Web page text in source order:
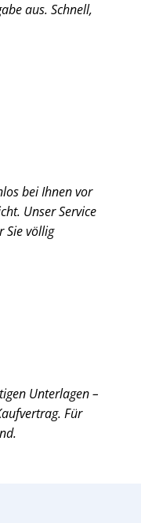
aus. Schnell,
bei Ihnen vor
Unser Service
Sie völlig
Unterlagen –
Für